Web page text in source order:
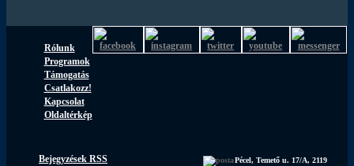
Rólunk
Programok
Támogatás
Csatlakozz!
Kapcsolat
Oldaltérkép
Bejegyzések RSS
Pécel, Temető u. 17/A, 2119